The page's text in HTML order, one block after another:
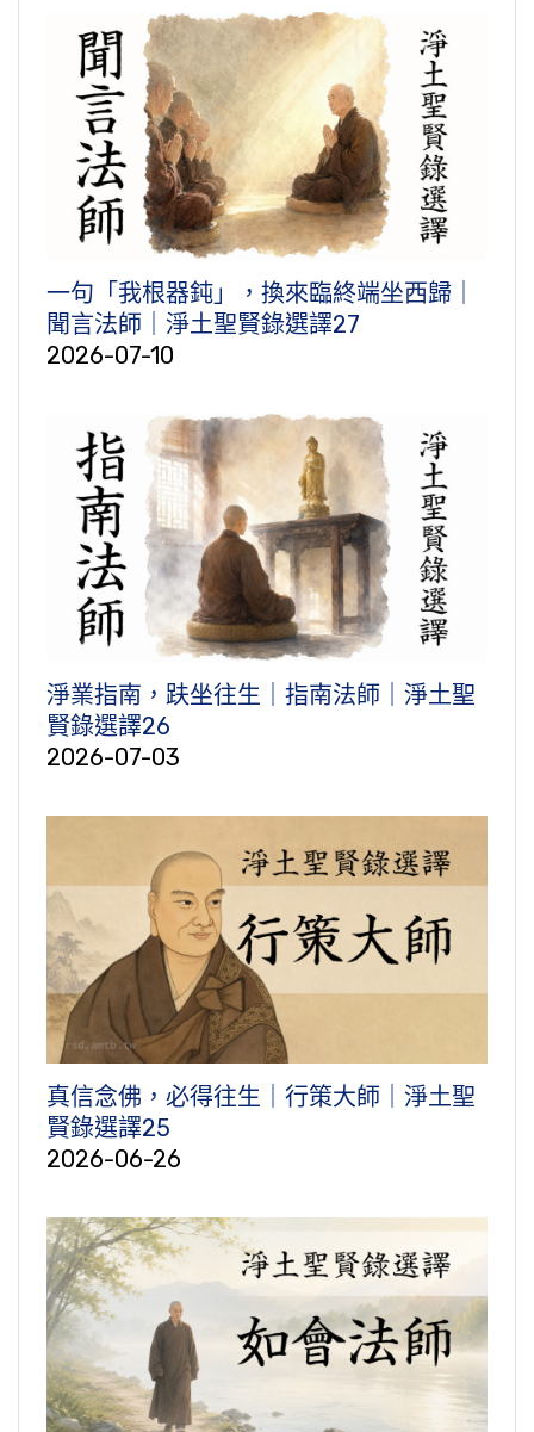
一句「我根器鈍」，換來臨終端坐西歸｜
聞言法師｜淨土聖賢錄選譯27
2026-07-10
淨業指南，趺坐往生｜指南法師｜淨土聖
賢錄選譯26
2026-07-03
真信念佛，必得往生｜行策大師｜淨土聖
賢錄選譯25
2026-06-26